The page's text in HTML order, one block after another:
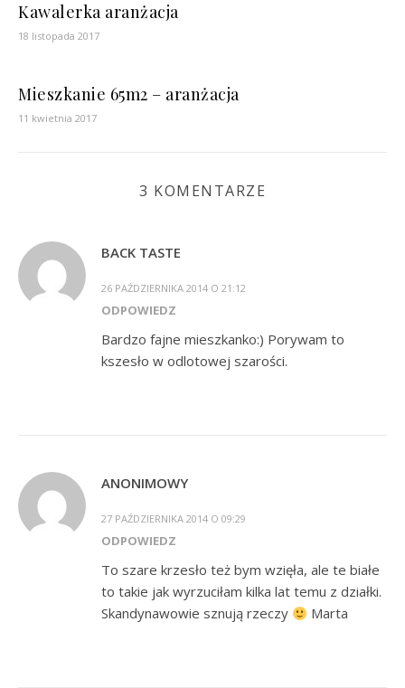
Kawalerka aranżacja
18 listopada 2017
Mieszkanie 65m2 – aranżacja
11 kwietnia 2017
3 KOMENTARZE
BACK TASTE
26 PAŹDZIERNIKA 2014 O 21:12
ODPOWIEDZ
Bardzo fajne mieszkanko:) Porywam to
kszesło w odlotowej szarości.
ANONIMOWY
27 PAŹDZIERNIKA 2014 O 09:29
ODPOWIEDZ
To szare krzesło też bym wzięła, ale te białe
to takie jak wyrzuciłam kilka lat temu z działki.
Skandynawowie sznują rzeczy
Marta